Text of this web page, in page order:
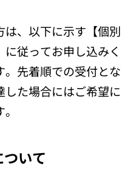
、以下に示す【個別
従ってお申し込みく
先着順での受付とな
した場合にはご希望に
いて